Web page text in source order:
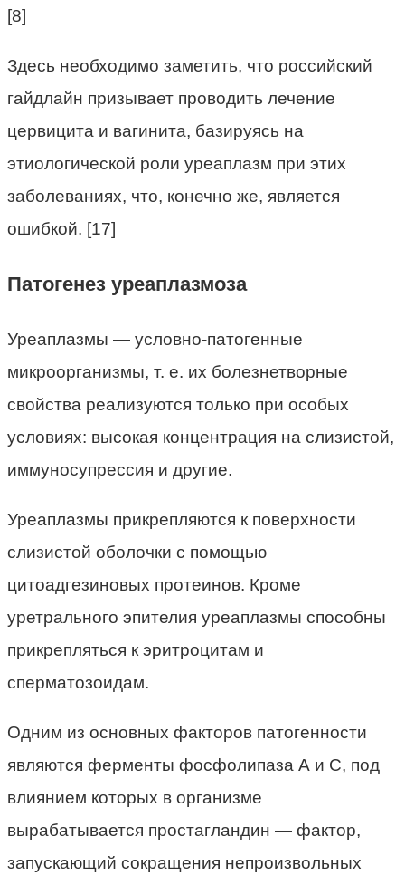
[8]
Здесь необходимо заметить, что российский
гайдлайн призывает проводить лечение
цервицита и вагинита, базируясь на
этиологической роли уреаплазм при этих
заболеваниях, что, конечно же, является
ошибкой. [17]
Патогенез уреаплазмоза
Уреаплазмы — условно-патогенные
микроорганизмы, т. е. их болезнетворные
свойства реализуются только при особых
условиях: высокая концентрация на слизистой,
иммуносупрессия и другие.
Уреаплазмы прикрепляются к поверхности
слизистой оболочки с помощью
цитоадгезиновых протеинов. Кроме
уретрального эпителия уреаплазмы способны
прикрепляться к эритроцитам и
сперматозоидам.
Одним из основных факторов патогенности
являются ферменты фосфолипаза А и С, под
влиянием которых в организме
вырабатывается простагландин — фактор,
запускающий сокращения непроизвольных